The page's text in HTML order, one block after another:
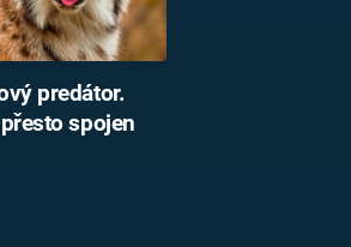
predátor.
spojen